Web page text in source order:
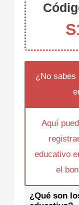
¿No sabes
Aquí
educativo
el
¿Qué son